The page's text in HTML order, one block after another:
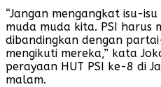
“Jangan mengangkat isu-
muda muda kita. PSI harus
dibandingkan dengan
mengikuti mereka,” kata
perayaan HUT PSI ke-8 di
malam.